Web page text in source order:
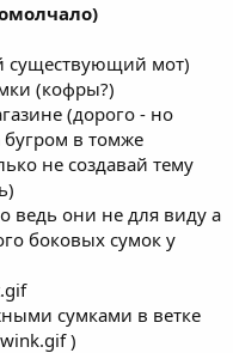
существующий мот)
(кофры?)
(дорого - но
в томже
не создавай тему
ведь они не для виду а
боковых сумок у
сумками в ветке
)